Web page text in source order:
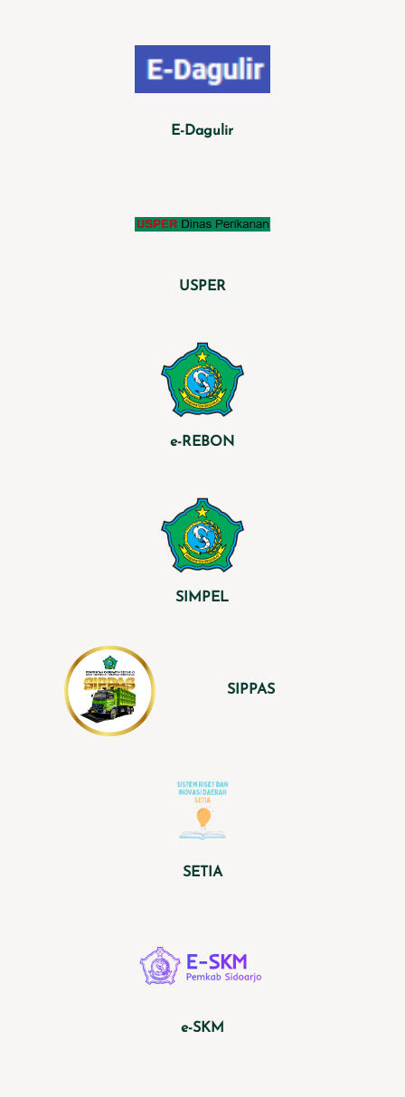
E-Dagulir
USPER
e-REBON
SIMPEL
SIPPAS
SETIA
e-SKM